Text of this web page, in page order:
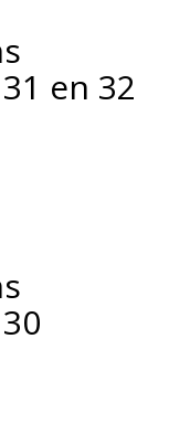
en 32